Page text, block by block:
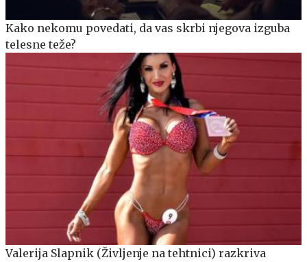
Kako nekomu povedati, da vas skrbi njegova izguba
telesne teže?
Valerija Slapnik (Življenje na tehtnici) razkriva